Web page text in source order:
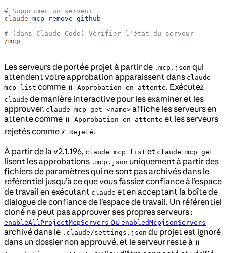
# Supprimer un serveur
claude mcp remove github
# (dans Claude Code) Vérifier l'état du serveur
/mcp
Les serveurs de portée projet à partir de .mcp.json qui
attendent votre approbation apparaissent dans claude
mcp list comme ⏸ Approbation en attente. Exécutez
claude de manière interactive pour les examiner et les
approuver. claude mcp get <name> affiche les serveurs en
attente comme ⏸ Approbation en attente et les serveurs
rejetés comme ✗ Rejeté.
À partir de la v2.1.196, claude mcp list et claude mcp get
lisent les approbations .mcp.json uniquement à partir des
fichiers de paramètres qui ne sont pas archivés dans le
référentiel jusqu’à ce que vous fassiez confiance à l’espace
de travail en exécutant claude et en acceptant la boîte de
dialogue de confiance de l’espace de travail. Un référentiel
cloné ne peut pas approuver ses propres serveurs :
enableAllProjectMcpServers ou enabledMcpjsonServers
archivé dans le .claude/settings.json du projet est ignoré
dans un dossier non approuvé, et le serveur reste à ⏸